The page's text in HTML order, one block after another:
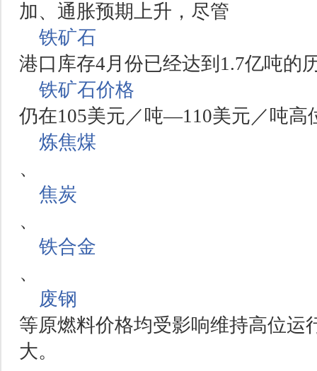
加、通胀预期上升，尽管
铁矿石
港口库存4月份已经达到1.7亿吨的
铁矿石价格
仍在105美元／吨—110美元／吨高
炼焦煤
、
焦炭
、
铁合金
、
废钢
等原燃料价格均受影响维持高位运
大。